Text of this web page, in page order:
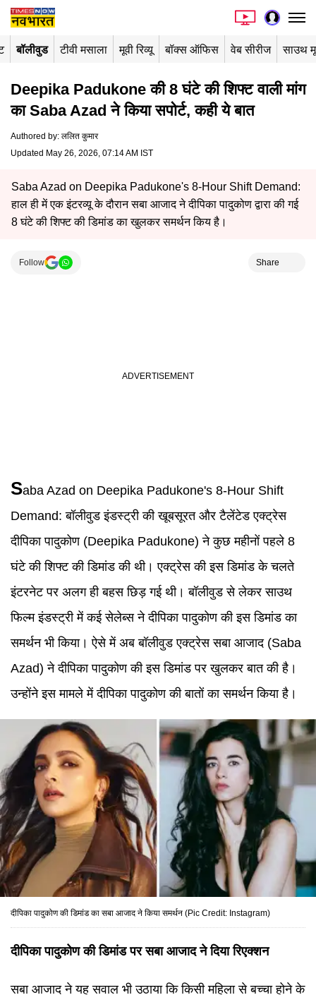
बॉलीवुड टीवी मसाला मूवी रिव्यू बॉक्स ऑफिस वेब सीरीज साउथ
Deepika Padukone की 8 घंटे की शिफ्ट वाली मांग
का Saba Azad ने किया सपोर्ट, कही ये बात
Authored by: ललित कुमार
Updated May 26, 2026, 07:14 AM IST
Saba Azad on Deepika Padukone's 8-Hour Shift Demand:
हाल ही में एक इंटरव्यू के दौरान सबा आजाद ने दीपिका पादुकोण द्वारा की गई
8 घंटे की शिफ्ट की डिमांड का खुलकर समर्थन किय है।
Follow Share
Saba Azad on Deepika Padukone's 8-Hour Shift
Demand:बॉलीवुड इंडस्ट्री की खूबसूरत और टैलेंटेड एक्ट्रेस
दीपिका पादुकोण (Deepika Padukone) ने कुछ महीनों पहले 8
घंटे की शिफ्ट की डिमांड की थी। एक्ट्रेस की इस डिमांड के चलते
इंटरनेट पर अलग ही बहस छिड़ गई थी। बॉलीवुड से लेकर साउथ
फिल्म इंडस्ट्री में कई सेलेब्स ने दीपिका पादुकोण की इस डिमांड का
समर्थन भी किया। ऐसे में अब बॉलीवुड एक्ट्रेस सबा आजाद (Saba
Azad) ने दीपिका पादुकोण की इस डिमांड पर खुलकर बात की है।
उन्होंने इस मामले में दीपिका पादुकोण की बातों का समर्थन किया है।
दीपिका पादुकोण की डिमांड का सबा आजाद ने किया समर्थन (Pic Credit: Instagram)
दीपिका पादुकोण की डिमांड पर सबा आजाद ने दिया रिएक्शन
सबा आजाद ने यह सवाल भी उठाया कि किसी महिला से बच्चा होने के